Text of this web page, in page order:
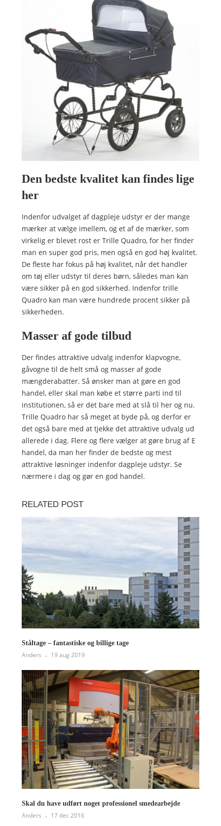
Den bedste kvalitet kan findes lige
her
Indenfor udvalget af dagpleje udstyr er der mange
mærker at vælge imellem, og et af de mærker, som
virkelig er blevet rost er Trille Quadro, for her finder
man en super god pris, men også en god høj kvalitet.
De fleste har fokus på høj kvalitet, når det handler
om tøj eller udstyr til deres børn, således man kan
være sikker på en god sikkerhed. Indenfor trille
Quadro kan man være hundrede procent sikker på
sikkerheden.
Masser af gode tilbud
Der findes attraktive udvalg indenfor klapvogne,
gåvogne til de helt små og masser af gode
mængderabatter. Så ønsker man at gøre en god
handel, eller skal man købe et større parti ind til
institutionen, så er det bare med at slå til her og nu.
Trille Quadro har så meget at byde på, og derfor er
det også bare med at tjekke det attraktive udvalg ud
allerede i dag. Flere og flere vælger at gøre brug af E
handel, da man her finder de bedste og mest
attraktive løsninger indenfor dagpleje udstyr. Se
nærmere i dag og gør en god handel.
RELATED POST
Ståltage – fantastiske og billige tage
Anders 19 aug 2019
Skal du have udført noget professionel smedearbejde
Anders 17 dec 2016